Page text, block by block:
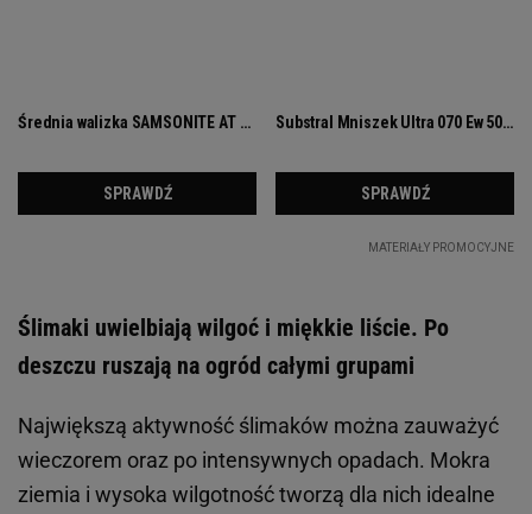
Ślimaki uwielbiają wilgoć i miękkie liście. Po
deszczu ruszają na ogród całymi grupami
Największą aktywność ślimaków można zauważyć
wieczorem oraz po intensywnych opadach. Mokra
ziemia i wysoka wilgotność tworzą dla nich idealne